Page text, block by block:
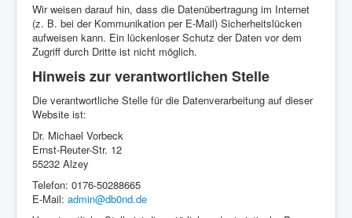
Wir weisen darauf hin, dass die Datenübertragung im Internet
(z. B. bei der Kommunikation per E-Mail) Sicherheitslücken
aufweisen kann. Ein lückenloser Schutz der Daten vor dem
Zugriff durch Dritte ist nicht möglich.
Hinweis zur verantwortlichen Stelle
Die verantwortliche Stelle für die Datenverarbeitung auf dieser
Website ist:
Dr. Michael Vorbeck
Ernst-Reuter-Str. 12
55232 Alzey
Telefon: 0176-50288665
E-Mail: admin@db0nd.de